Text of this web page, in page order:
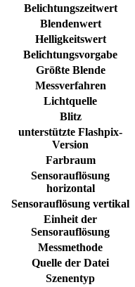
Belichtungszeitwert
Blendenwert
Helligkeitswert
Belichtungsvorgabe
Größte Blende
Messverfahren
Lichtquelle
Blitz
unterstützte Flashpix-
Version
Farbraum
Sensorauflösung
horizontal
Sensorauflösung vertikal
Einheit der
Sensorauflösung
Messmethode
Quelle der Datei
Szenentyp